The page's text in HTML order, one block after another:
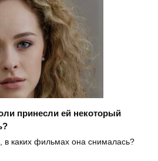
принесли ей некоторый
в каких фильмах она снималась?